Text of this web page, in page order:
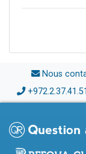
Nous